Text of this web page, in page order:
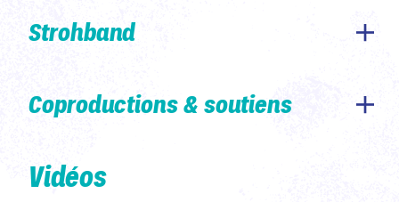
Strohband
Coproductions & soutiens
Vidéos